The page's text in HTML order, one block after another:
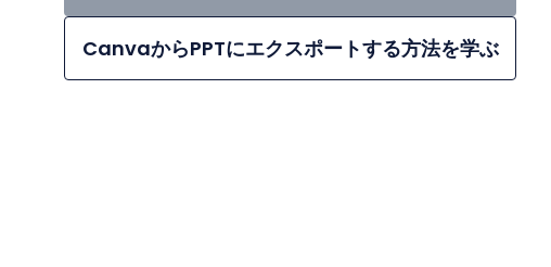
CanvaからPPTにエクスポートする方法を学ぶ